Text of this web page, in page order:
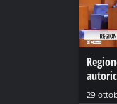
29